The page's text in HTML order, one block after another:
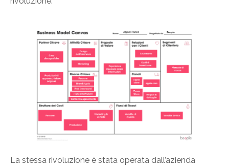
La stessa rivoluzione è stata operata dall’azienda